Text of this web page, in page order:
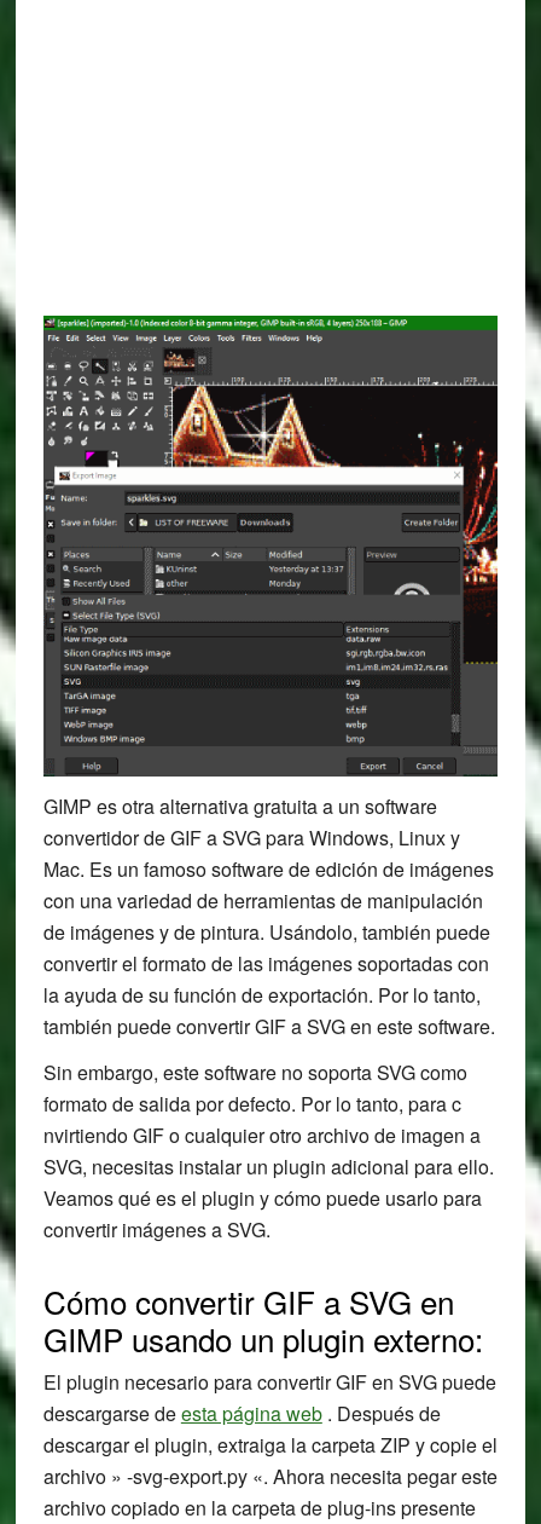
GIMP es otra alternativa gratuita a un software
convertidor de GIF a SVG para Windows, Linux y
Mac. Es un famoso software de edición de imágenes
con una variedad de herramientas de manipulación
de imágenes y de pintura. Usándolo, también puede
convertir el formato de las imágenes soportadas con
la ayuda de su función de exportación. Por lo tanto,
también puede convertir GIF a SVG en este software.
Sin embargo, este software no soporta SVG como
formato de salida por defecto. Por lo tanto, para c
nvirtiendo GIF o cualquier otro archivo de imagen a
SVG, necesitas instalar un plugin adicional para ello.
Veamos qué es el plugin y cómo puede usarlo para
convertir imágenes a SVG.
Cómo convertir GIF a SVG en
GIMP usando un plugin externo:
El plugin necesario para convertir GIF en SVG puede
descargarse deesta página web. Después de
descargar el plugin, extraiga la carpeta ZIP y copie el
archivo » -svg-export.py «. Ahora necesita pegar este
archivo copiado en la carpeta de plug-ins presente